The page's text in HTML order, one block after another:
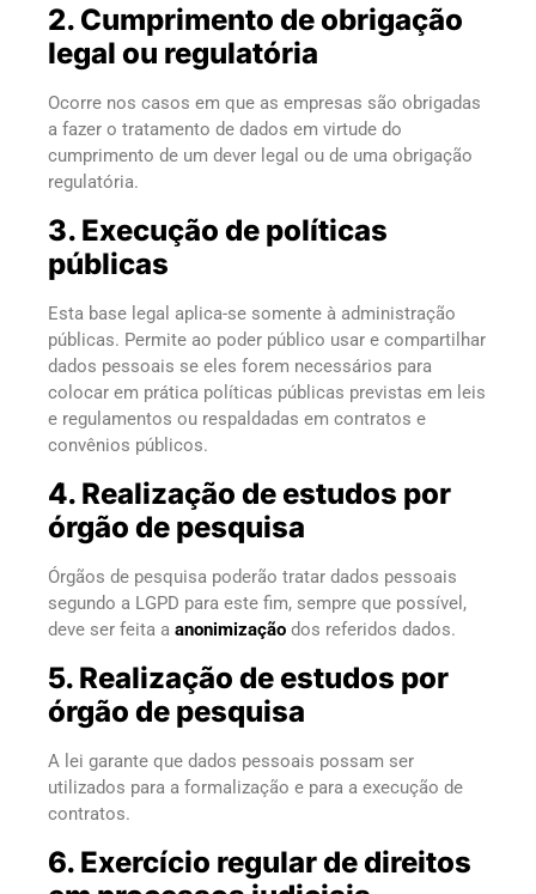
2. Cumprimento de obrigação
legal ou regulatória
Ocorre nos casos em que as empresas são obrigadas
a fazer o tratamento de dados em virtude do
cumprimento de um dever legal ou de uma obrigação
regulatória.
3. Execução de políticas
públicas
Esta base legal aplica-se somente à administração
públicas. Permite ao poder público usar e compartilhar
dados pessoais se eles forem necessários para
colocar em prática políticas públicas previstas em leis
e regulamentos ou respaldadas em contratos e
convênios públicos.
4. Realização de estudos por
órgão de pesquisa
Órgãos de pesquisa poderão tratar dados pessoais
segundo a LGPD para este fim, sempre que possível,
deve ser feita a anonimização dos referidos dados.
5. Realização de estudos por
órgão de pesquisa
A lei garante que dados pessoais possam ser
utilizados para a formalização e para a execução de
contratos.
6. Exercício regular de direitos